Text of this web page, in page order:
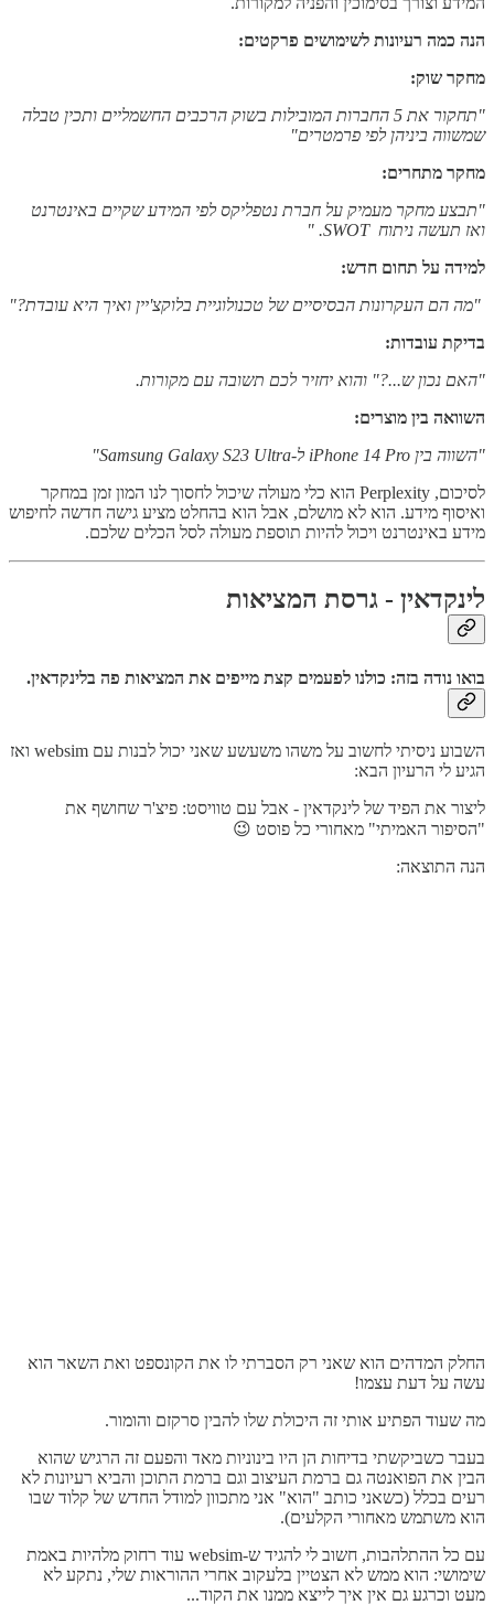
הנה כמה רעיונות לשימושים פרקטים:
מחקר שוק:
"תחקור את 5 החברות המובילות בשוק הרכבים החשמליים ותכין טבלה
שמשווה ביניהן לפי פרמטרים"
מחקר מתחרים:
"תבצע מחקר מעמיק על חברת נטפליקס לפי המידע שקיים באינטרנט
ואז תעשה ניתוח SWOT. "
למידה על תחום חדש:
"מה הם העקרונות הבסיסיים של טכנולוגיית בלוקצ'יין ואיך היא עובדת?"
בדיקת עובדות:
"האם נכון ש...?" והוא יחזיר לכם תשובה עם מקורות.
השוואה בין מוצרים:
"השווה בין iPhone 14 Pro ל-Samsung Galaxy S23 Ultra"
לסיכום, Perplexity הוא כלי מעולה שיכול לחסוך לנו המון זמן במחקר
ואיסוף מידע. הוא לא מושלם, אבל הוא בהחלט מציע גישה חדשה לחיפוש
מידע באינטרנט ויכול להיות תוספת מעולה לסל הכלים שלכם.
לינקדאין - גרסת המציאות
בואו נודה בזה: כולנו לפעמים קצת מייפים את המציאות פה בלינקדאין.
השבוע ניסיתי לחשוב על משהו משעשע שאני יכול לבנות עם websim ואז
הגיע לי הרעיון הבא:
ליצור את הפיד של לינקדאין - אבל עם טוויסט: פיצ'ר שחושף את
"הסיפור האמיתי" מאחורי כל פוסט 😉
הנה התוצאה:
החלק המדהים הוא שאני רק הסברתי לו את הקונספט ואת השאר הוא
עשה על דעת עצמו!
מה שעוד הפתיע אותי זה היכולת שלו להבין סרקזם והומור.
בעבר כשביקשתי בדיחות הן היו בינוניות מאד והפעם זה הרגיש שהוא
הבין את הפואנטה גם ברמת העיצוב וגם ברמת התוכן והביא רעיונות לא
רעים בכלל (כשאני כותב "הוא" אני מתכוון למודל החדש של קלוד שבו
הוא משתמש מאחורי הקלעים).
עם כל ההתלהבות, חשוב לי להגיד ש-websim עוד רחוק מלהיות באמת
שימושי: הוא ממש לא הצטיין בלעקוב אחרי ההוראות שלי, נתקע לא
מעט וכרגע גם אין איך לייצא ממנו את הקוד...